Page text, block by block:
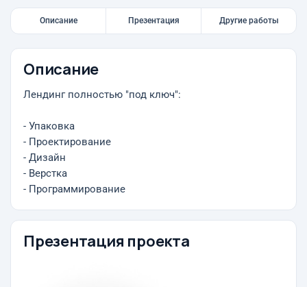
Описание Презентация Другие работы
Описание
Лендинг полностью "под ключ":
- Упаковка
- Проектирование
- Дизайн
- Верстка
- Программирование
Презентация проекта